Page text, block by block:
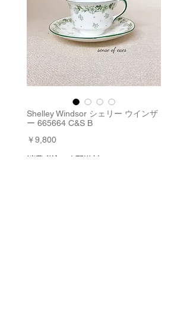
Shelley Windsor シェリー ウインザ
ー 665664 C&S B
￥9,800価
格
消費税込み | 配送料